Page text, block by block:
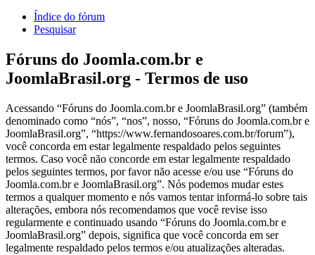
Índice do fórum
Pesquisar
Fóruns do Joomla.com.br e
JoomlaBrasil.org - Termos de uso
Acessando “Fóruns do Joomla.com.br e JoomlaBrasil.org” (também
denominado como “nós”, “nos”, nosso, “Fóruns do Joomla.com.br e
JoomlaBrasil.org”, “https://www.fernandosoares.com.br/forum”),
você concorda em estar legalmente respaldado pelos seguintes
termos. Caso você não concorde em estar legalmente respaldado
pelos seguintes termos, por favor não acesse e/ou use “Fóruns do
Joomla.com.br e JoomlaBrasil.org”. Nós podemos mudar estes
termos a qualquer momento e nós vamos tentar informá-lo sobre tais
alterações, embora nós recomendamos que você revise isso
regularmente e continuado usando “Fóruns do Joomla.com.br e
JoomlaBrasil.org” depois, significa que você concorda em ser
legalmente respaldado pelos termos e/ou atualizações alteradas.